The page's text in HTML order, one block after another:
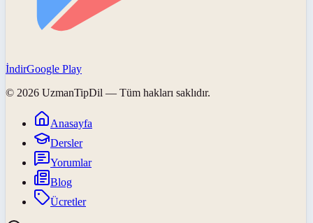
İndirGoogle Play
© 2026 UzmanTipDil — Tüm hakları saklıdır.
Anasayfa
Dersler
Yorumlar
Blog
Ücretler